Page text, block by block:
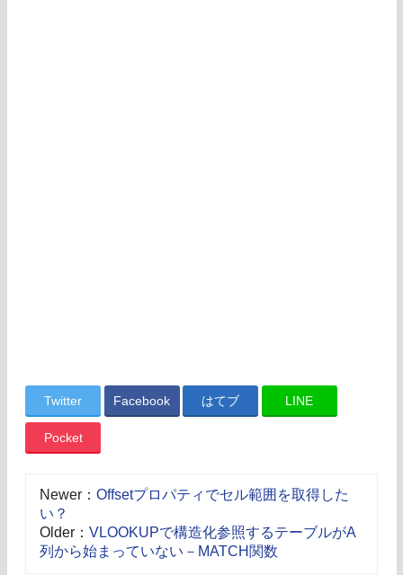
Twitter Facebook はてブ LINE
Pocket
Newer： Offsetプロパティでセル範囲を取得した
い？
Older： VLOOKUPで構造化参照するテーブルがA
列から始まっていない－MATCH関数